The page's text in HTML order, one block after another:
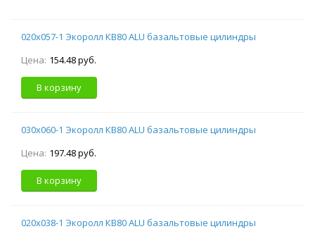
020х057-1 Экоролл КВ80 ALU базальтовые цилиндры
Цена: 154.48 руб.
В корзину
030х060-1 Экоролл КВ80 ALU базальтовые цилиндры
Цена: 197.48 руб.
В корзину
020х038-1 Экоролл КВ80 ALU базальтовые цилиндры